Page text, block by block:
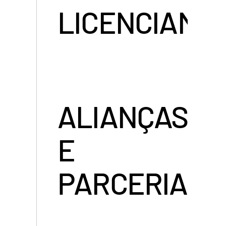
ALIANÇAS
E
PARCERIAS